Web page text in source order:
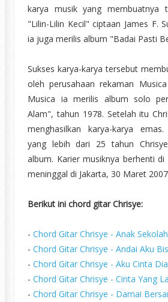
karya musik yang membuatnya
"Lilin-Lilin Kecil" ciptaan James F.
ia juga merilis album "Badai Pasti
Sukses karya-karya tersebut
oleh perusahaan rekaman
Musica ia merilis album solo
Alam", tahun 1978. Setelah itu
menghasilkan karya-karya
yang lebih dari 25 tahun
album. Karier musiknya berhenti di
meninggal di Jakarta, 30 Maret
Berikut ini chord gitar Chrisye:
-Chord Gitar Chrisye - Anak Sekolah
-Chord Gitar Chrisye - Andai Aku
-Chord Gitar Chrisye - Aku Cinta Dia
-Chord Gitar Chrisye - Cinta Yang
-Chord Gitar Chrisye - Damai